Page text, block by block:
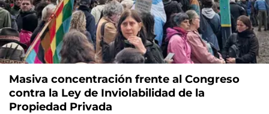
Masiva concentración frente al Congreso
contra la Ley de Inviolabilidad de la
Propiedad Privada